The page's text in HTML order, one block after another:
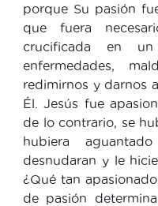
porque Su pasión
que fuera
crucificada en
enfermedades,
redimirnos y darnos
Él. Jesús fue
de lo contrario, se
hubiera
desnudaran y le
¿Qué tan
de pasión